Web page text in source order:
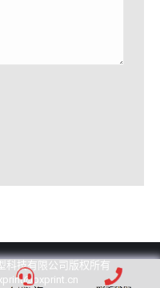
科技有限公司版权所有